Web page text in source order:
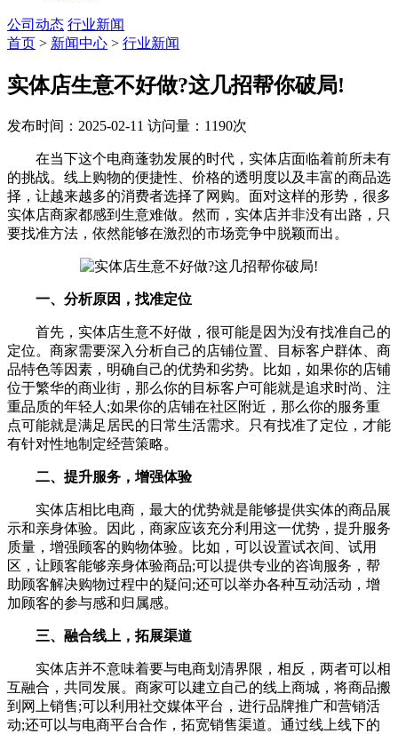
公司动态 行业新闻
首页 > 新闻中心 > 行业新闻
实体店生意不好做?这几招帮你破局!
发布时间：2025-02-11 访问量：1190次
在当下这个电商蓬勃发展的时代，实体店面临着前所未有
的挑战。线上购物的便捷性、价格的透明度以及丰富的商品选
择，让越来越多的消费者选择了网购。面对这样的形势，很多
实体店商家都感到生意难做。然而，实体店并非没有出路，只
要找准方法，依然能够在激烈的市场竞争中脱颖而出。
一、分析原因，找准定位
首先，实体店生意不好做，很可能是因为没有找准自己的
定位。商家需要深入分析自己的店铺位置、目标客户群体、商
品特色等因素，明确自己的优势和劣势。比如，如果你的店铺
位于繁华的商业街，那么你的目标客户可能就是追求时尚、注
重品质的年轻人;如果你的店铺在社区附近，那么你的服务重
点可能就是满足居民的日常生活需求。只有找准了定位，才能
有针对性地制定经营策略。
二、提升服务，增强体验
实体店相比电商，最大的优势就是能够提供实体的商品展
示和亲身体验。因此，商家应该充分利用这一优势，提升服务
质量，增强顾客的购物体验。比如，可以设置试衣间、试用
区，让顾客能够亲身体验商品;可以提供专业的咨询服务，帮
助顾客解决购物过程中的疑问;还可以举办各种互动活动，增
加顾客的参与感和归属感。
三、融合线上，拓展渠道
实体店并不意味着要与电商划清界限，相反，两者可以相
互融合，共同发展。商家可以建立自己的线上商城，将商品搬
到网上销售;可以利用社交媒体平台，进行品牌推广和营销活
动;还可以与电商平台合作，拓宽销售渠道。通过线上线下的